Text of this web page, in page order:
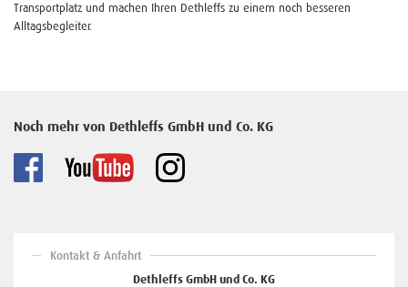
Transportplatz und machen Ihren Dethleffs zu einem noch besseren
Alltagsbegleiter.
Noch mehr von Dethleffs GmbH und Co. KG
Kontakt & Anfahrt
Dethleffs GmbH und Co. KG